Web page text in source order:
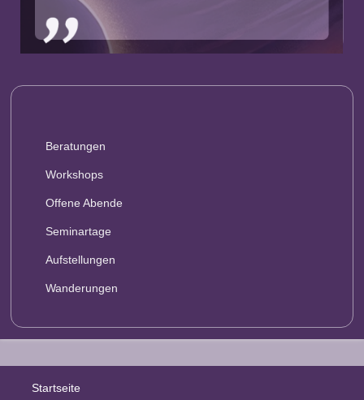
Beratungen
Workshops
Offene Abende
Seminartage
Aufstellungen
Wanderungen
Startseite